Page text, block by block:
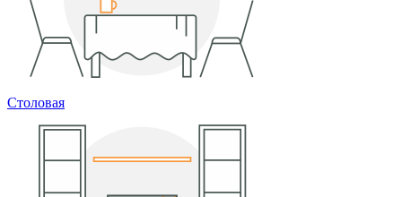
Столовая